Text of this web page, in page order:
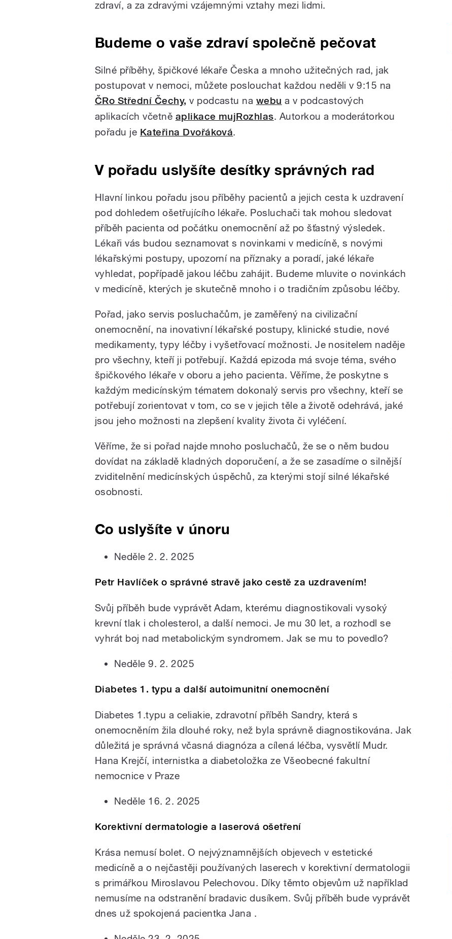
zdraví, a za zdravými vzájemnými vztahy mezi lidmi.
Budeme o vaše zdraví společně pečovat
Silné příběhy, špičkové lékaře Česka a mnoho užitečných rad, jak
postupovat v nemoci, můžete poslouchat každou neděli v 9:15 na
ČRo Střední Čechy, v podcastu na webu a v podcastových
aplikacích včetně aplikace mujRozhlas. Autorkou a moderátorkou
pořadu je Kateřina Dvořáková.
V pořadu uslyšíte desítky správných rad
Hlavní linkou pořadu jsou příběhy pacientů a jejich cesta k uzdravení
pod dohledem ošetřujícího lékaře. Posluchači tak mohou sledovat
příběh pacienta od počátku onemocnění až po šťastný výsledek.
Lékaři vás budou seznamovat s novinkami v medicíně, s novými
lékařskými postupy, upozorní na příznaky a poradí, jaké lékaře
vyhledat, popřípadě jakou léčbu zahájit. Budeme mluvite o novinkách
v medicíně, kterých je skutečně mnoho i o tradičním způsobu léčby.
Pořad, jako servis posluchačům, je zaměřený na civilizační
onemocnění, na inovativní lékařské postupy, klinické studie, nové
medikamenty, typy léčby i vyšetřovací možnosti. Je nositelem naděje
pro všechny, kteří ji potřebují. Každá epizoda má svoje téma, svého
špičkového lékaře v oboru a jeho pacienta. Věříme, že poskytne s
každým medicínským tématem dokonalý servis pro všechny, kteří se
potřebují zorientovat v tom, co se v jejich těle a životě odehrává, jaké
jsou jeho možnosti na zlepšení kvality života či vyléčení.
Věříme, že si pořad najde mnoho posluchačů, že se o něm budou
dovídat na základě kladných doporučení, a že se zasadíme o silnější
zviditelnění medicínských úspěchů, za kterými stojí silné lékařské
osobnosti.
Co uslyšíte v únoru
Neděle 2. 2. 2025
Petr Havlíček o správné stravě jako cestě za uzdravením!
Svůj příběh bude vyprávět Adam, kterému diagnostikovali vysoký
krevní tlak i cholesterol, a další nemoci. Je mu 30 let, a rozhodl se
vyhrát boj nad metabolickým syndromem. Jak se mu to povedlo?
Neděle 9. 2. 2025
Diabetes 1. typu a další autoimunitní onemocnění
Diabetes 1.typu a celiakie, zdravotní příběh Sandry, která s
onemocněním žila dlouhé roky, než byla správně diagnostikována. Jak
důležitá je správná včasná diagnóza a cílená léčba, vysvětlí Mudr.
Hana Krejčí, internistka a diabetoložka ze Všeobecné fakultní
nemocnice v Praze
Neděle 16. 2. 2025
Korektivní dermatologie a laserová ošetření
Krása nemusí bolet. O nejvýznamnějších objevech v estetické
medicíně a o nejčastěji používaných laserech v korektivní dermatologii
s primářkou Miroslavou Pelechovou. Díky těmto objevům už například
nemusíme na odstranění bradavic dusíkem. Svůj příběh bude vyprávět
dnes už spokojená pacientka Jana .